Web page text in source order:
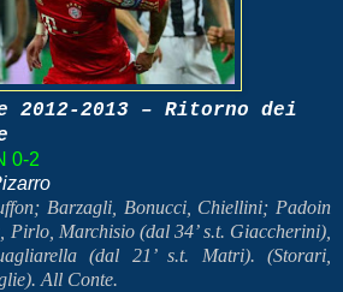
2012-2013 – Ritorno dei
0-2
Barzagli, Bonucci, Chiellini; Padoin
Pirlo, Marchisio (dal 34’ s.t. Giaccherini),
(dal 21’ s.t. Matri). (Storari,
All Conte.